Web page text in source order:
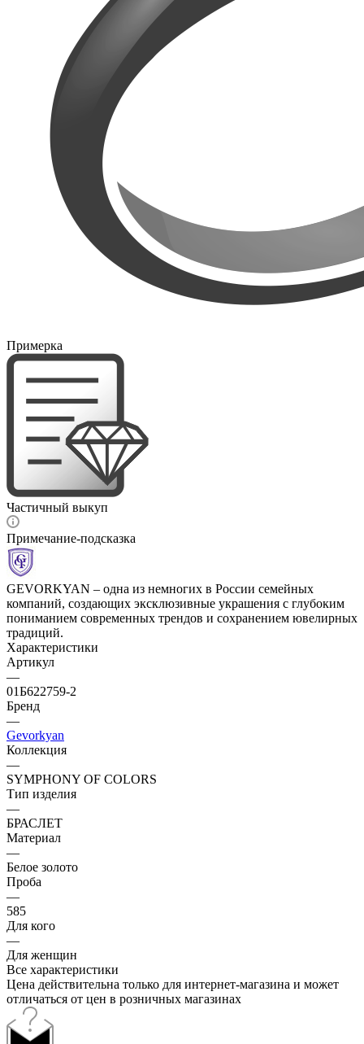
Примерка
Частичный выкуп
Примечание-подсказка
GEVORKYAN – одна из немногих в России семейных
компаний, создающих эксклюзивные украшения с глубоким
пониманием современных трендов и сохранением ювелирных
традиций.
Характеристики
Артикул
—
01Б622759-2
Бренд
—
Gevorkyan
Коллекция
—
SYMPHONY OF COLORS
Тип изделия
—
БРАСЛЕТ
Материал
—
Белое золото
Проба
—
585
Для кого
—
Для женщин
Все характеристики
Цена действительна только для интернет-магазина и может
отличаться от цен в розничных магазинах